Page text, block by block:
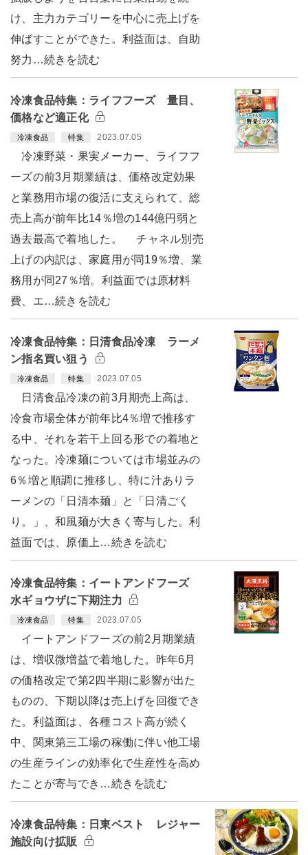
け、主力カテゴリーを中心に売上げを
伸ばすことができた。利益面は、自助
努力…続きを読む
冷凍食品特集：ライフフーズ 量目、
価格など適正化
冷凍食品 特集 2023.07.05
冷凍野菜・果実メーカー、ライフフ
ーズの前3月期業績は、価格改定効果
と業務用市場の復活に支えられて、総
売上高が前年比14％増の144億円弱と
過去最高で着地した。 チャネル別売
上げの内訳は、家庭用が同19％増、業
務用が同27％増。利益面では原材料
費、エ…続きを読む
冷凍食品特集：日清食品冷凍 ラーメ
ン指名買い狙う
冷凍食品 特集 2023.07.05
日清食品冷凍の前3月期売上高は、
冷食市場全体が前年比4％増で推移す
る中、それを若干上回る形での着地と
なった。冷凍麺については市場並みの
6％増と順調に推移し、特に汁ありラ
ーメンの「日清本麺」と「日清ごく
り。」、和風麺が大きく寄与した。利
益面では、原価上…続きを読む
冷凍食品特集：イートアンドフーズ
水ギョウザに下期注力
冷凍食品 特集 2023.07.05
イートアンドフーズの前2月期業績
は、増収微増益で着地した。昨年6月
の価格改定で第2四半期に影響が出た
ものの、下期以降は売上げを回復でき
た。利益面は、各種コスト高が続く
中、関東第三工場の稼働に伴い他工場
の生産ラインの効率化で生産性を高め
たことが寄与でき…続きを読む
冷凍食品特集：日東ベスト レジャー
施設向け拡販